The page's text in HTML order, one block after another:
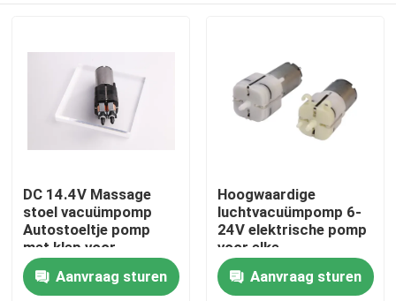
Thuis
Producten
DC 14.4V Massage
stoel vacuümpomp
Autostoeltje pomp
met klep voor
intelligent apparaat
Aanvraag sturen
Hoogwaardige
luchtvacuümpomp 6-
24V elektrische pomp
voor elke
massagestoel
Aanvraag sturen